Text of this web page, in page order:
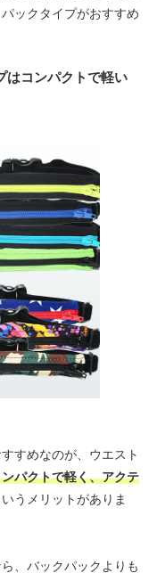
ックタイプがおすすめ
はコンパクトで軽い
すめなのが、ウエスト
パクトで軽く、アクテ
いうメリットがありま
、バックパックよりも